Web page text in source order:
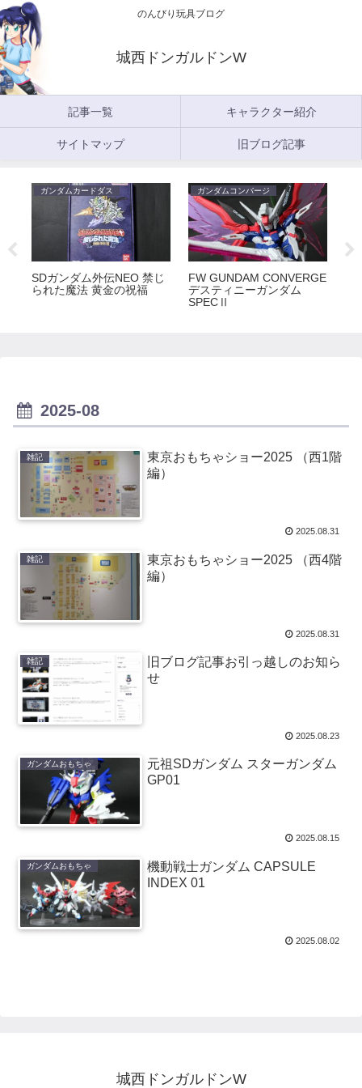
のんびり玩具ブログ
城西ドンガルドンW
記事一覧 キャラクター紹介
サイトマップ 旧ブログ記事
ガンダムカードダス
SDガンダム外伝NEO 禁じ
られた魔法 黄金の祝福
ガンダムコンバージ
FW GUNDAM CONVERGE
デスティニーガンダム
SPECⅡ
2025-08
雑記
東京おもちゃショー2025 （西1階
編）
2025.08.31
雑記
東京おもちゃショー2025 （西4階
編）
2025.08.31
雑記
旧ブログ記事お引っ越しのお知ら
せ
2025.08.23
ガンダムおもちゃ
元祖SDガンダム スターガンダム
GP01
2025.08.15
ガンダムおもちゃ
機動戦士ガンダム CAPSULE
INDEX 01
2025.08.02
城西ドンガルドンW